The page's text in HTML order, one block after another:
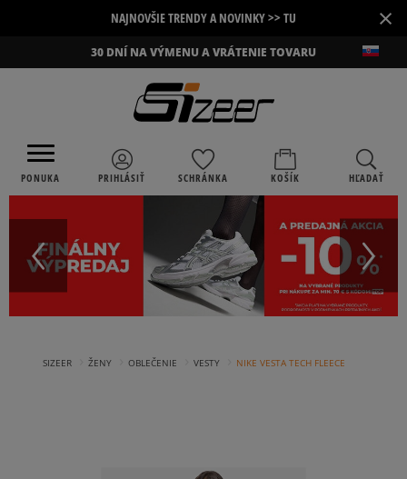
NAJNOVŠIE TRENDY A NOVINKY >> TU ×
30 DNÍ NA VÝMENU A VRÁTENIE TOVARU
PONUKA PRIHLÁSIŤ SCHRÁNKA KOŠÍK HĽADAŤ
SIZEER ŽENY OBLEČENIE VESTY NIKE VESTA TECH FLEECE